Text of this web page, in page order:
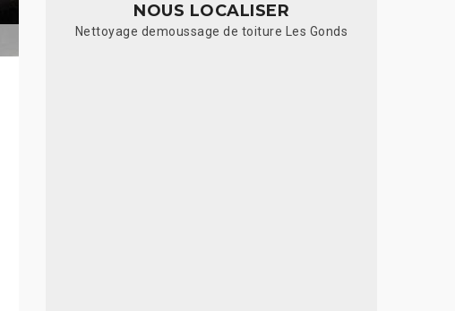
NOUS LOCALISER
Nettoyage demoussage de toiture Les Gonds